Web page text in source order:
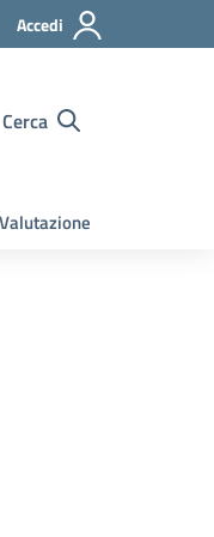
Accedi
Cerca
Valutazione